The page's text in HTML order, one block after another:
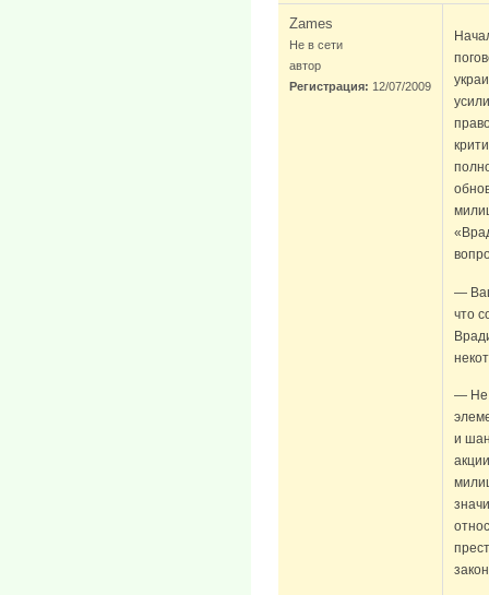
Zames
Не в сети
автор
Регистрация: 12/07/2009
—
что
— Не
и